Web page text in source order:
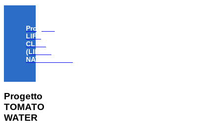
Progetto
LIFE
CLAW
(LIFE18
NAT/IT/000806)
Progetto
TOMATO
WATER